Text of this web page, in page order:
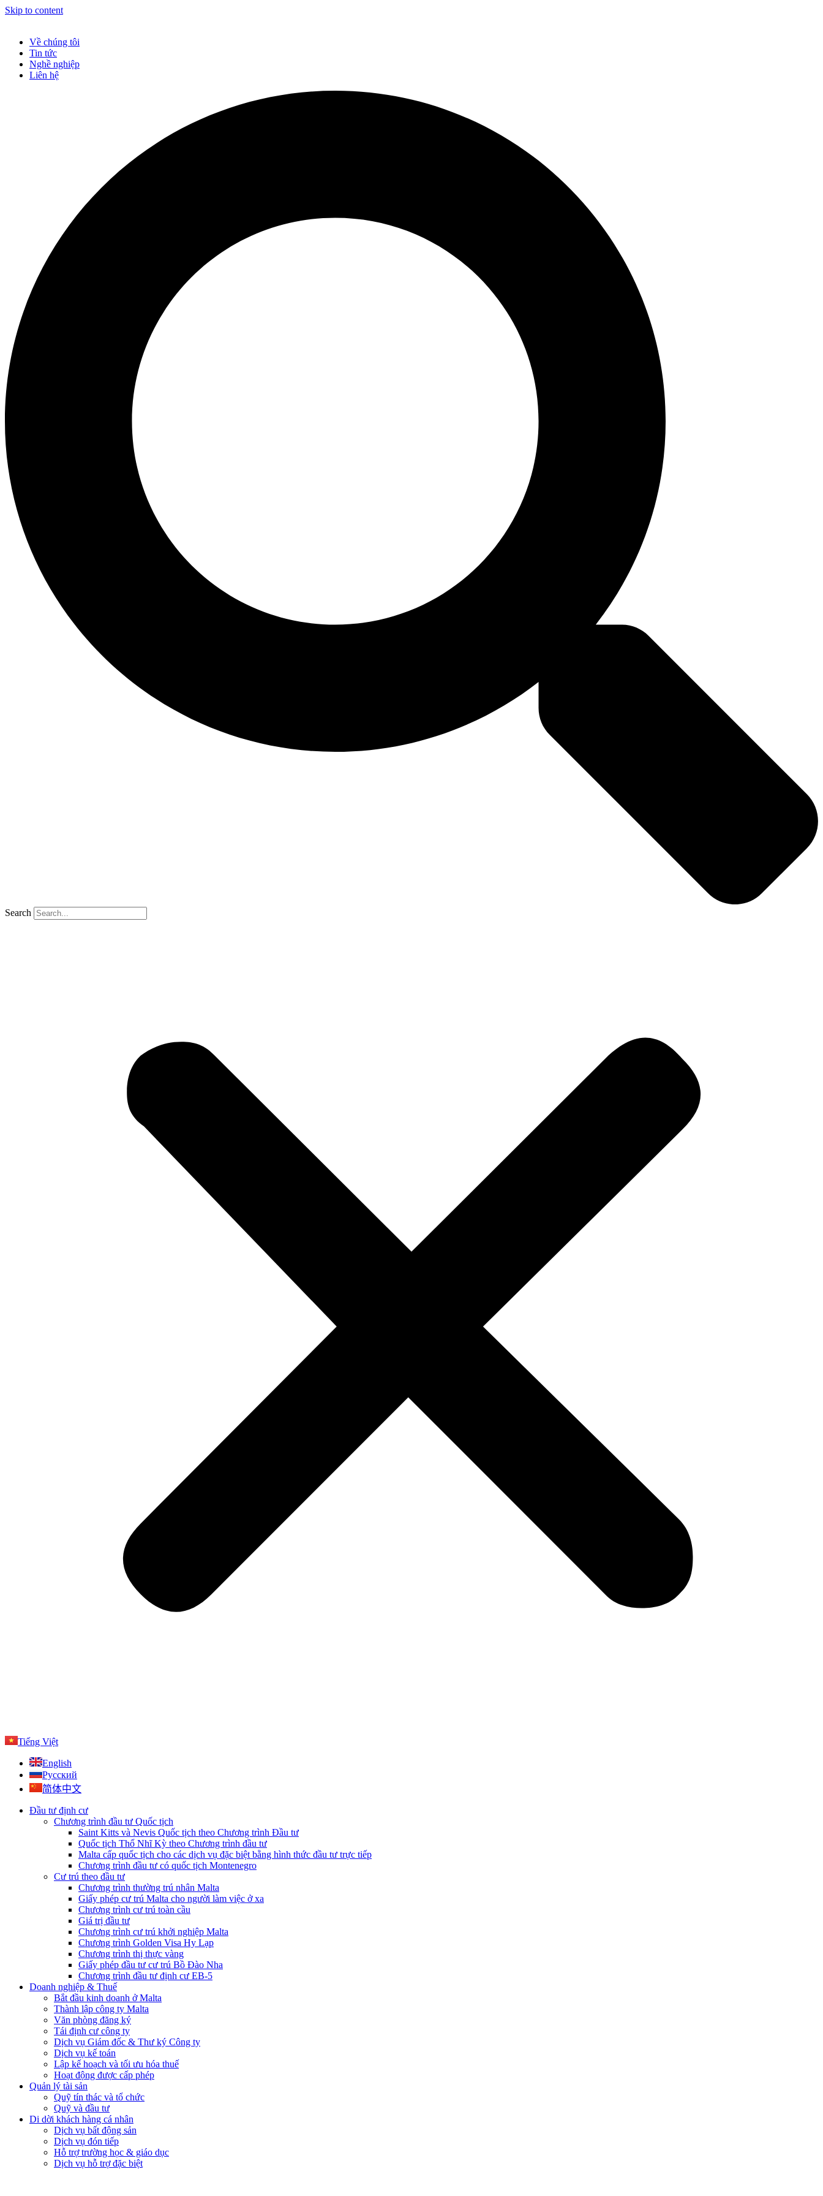
Skip to content
Về chúng tôi
Tin tức
Nghề nghiệp
Liên hệ
Search
Tiếng Việt
English
Русский
简体中文
Đầu tư định cư
Chương trình đầu tư Quốc tịch
Saint Kitts và Nevis Quốc tịch theo Chương trình Đầu tư
Quốc tịch Thổ Nhĩ Kỳ theo Chương trình đầu tư
Malta cấp quốc tịch cho các dịch vụ đặc biệt bằng hình thức đầu tư trực tiếp
Chương trình đầu tư có quốc tịch Montenegro
Cư trú theo đầu tư
Chương trình thường trú nhân Malta
Giấy phép cư trú Malta cho người làm việc ở xa
Chương trình cư trú toàn cầu
Giá trị đầu tư
Chương trình cư trú khởi nghiệp Malta
Chương trình Golden Visa Hy Lạp
Chương trình thị thực vàng
Giấy phép đầu tư cư trú Bồ Đào Nha
Chương trình đầu tư định cư EB-5
Doanh nghiệp & Thuế
Bắt đầu kinh doanh ở Malta
Thành lập công ty Malta
Văn phòng đăng ký
Tái định cư công ty
Dịch vụ Giám đốc & Thư ký Công ty
Dịch vụ kế toán
Lập kế hoạch và tối ưu hóa thuế
Hoạt động được cấp phép
Quản lý tài sản
Quỹ tín thác và tổ chức
Quỹ và đầu tư
Di dời khách hàng cá nhân
Dịch vụ bất động sản
Dịch vụ đón tiếp
Hỗ trợ trường học & giáo dục
Dịch vụ hỗ trợ đặc biệt​